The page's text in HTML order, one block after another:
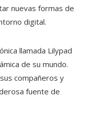
nuevas formas de
digital.
llamada Lilypad
de su mundo.
compañeros y
fuente de